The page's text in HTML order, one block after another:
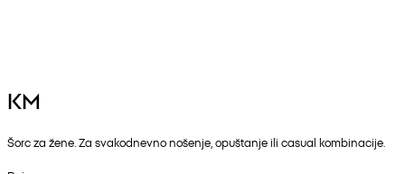
KM
Šorc za žene. Za svakodnevno nošenje, opuštanje ili casual kombinacije.